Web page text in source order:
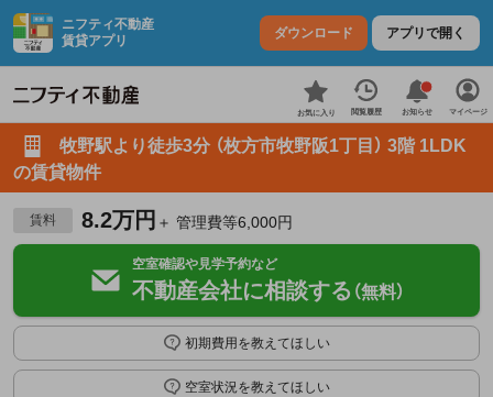
ニフティ不動産
賃貸アプリ
ダウンロード アプリで開く
お気に入り 閲覧履歴 お知らせ マイページ
牧野駅より徒歩3分 （枚方市牧野阪1丁目） 3階 1LDK
の賃貸物件
賃料 8.2万円 ＋ 管理費等6,000円
空室確認や見学予約など
不動産会社に相談する （無料）
初期費用を教えてほしい
空室状況を教えてほしい